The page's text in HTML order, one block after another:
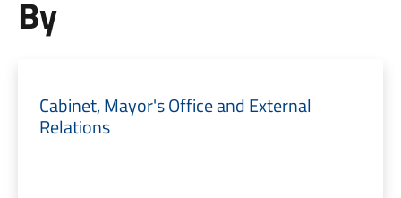
By
Cabinet, Mayor's Office and External
Relations